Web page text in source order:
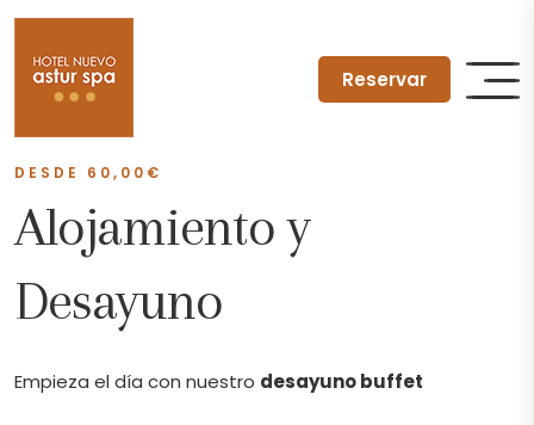
Reservar
DESDE 60,00 €
Alojamiento y
Desayuno
Empieza el día con nuestro desayuno buffet